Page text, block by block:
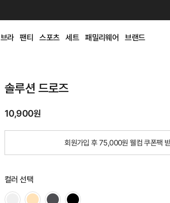
브라 팬티 스포츠 세트 패밀리웨어 브랜드
솔루션 드로즈
10,900원
회원가입 후 75,000원 웰컴 쿠폰팩
컬러 선택